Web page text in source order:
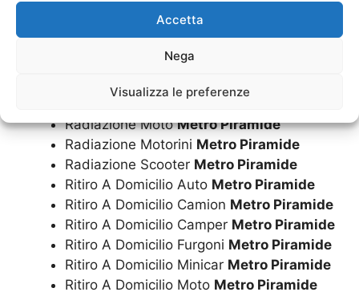
Accetta
Nega
Visualizza le preferenze
Radiazione AutoMetro Piramide
Radiazione Camper
Radiazione Furgoni
Metro Piramide
Radiazione MotoMetro Piramide
Radiazione Motorini Metro Piramide
Radiazione Scooter Metro Piramide
Ritiro A Domicilio Auto Metro Piramide
Ritiro A Domicilio Camion Metro Piramide
Ritiro A Domicilio Camper Metro Piramide
Ritiro A Domicilio Furgoni Metro Piramide
Ritiro A Domicilio Minicar Metro Piramide
Ritiro A Domicilio Moto Metro Piramide